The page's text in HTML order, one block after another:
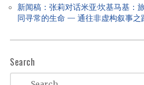
新闻稿：张莉对话米亚·坎基马基：
同寻常的生命 — 通往非虚构叙事之
Search